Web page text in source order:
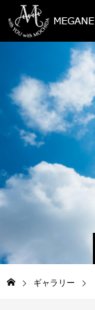
ギャラリー